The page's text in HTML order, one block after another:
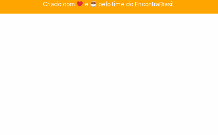
Criado com
e pelo time do EncontraBrasil